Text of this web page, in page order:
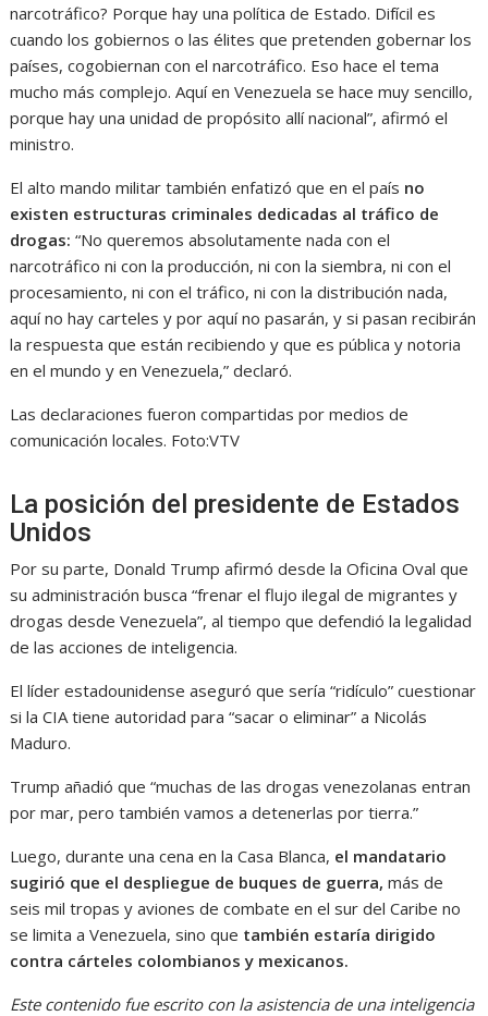
narcotráfico? Porque hay una política de Estado. Difícil es
cuando los gobiernos o las élites que pretenden gobernar los
países, cogobiernan con el narcotráfico. Eso hace el tema
mucho más complejo. Aquí en Venezuela se hace muy sencillo,
porque hay una unidad de propósito allí nacional”, afirmó el
ministro.
El alto mando militar también enfatizó que en el país no
existen estructuras criminales dedicadas al tráfico de
drogas: “No queremos absolutamente nada con el
narcotráfico ni con la producción, ni con la siembra, ni con el
procesamiento, ni con el tráfico, ni con la distribución nada,
aquí no hay carteles y por aquí no pasarán, y si pasan recibirán
la respuesta que están recibiendo y que es pública y notoria
en el mundo y en Venezuela,” declaró.
Las declaraciones fueron compartidas por medios de
comunicación locales. Foto:VTV
La posición del presidente de Estados
Unidos
Por su parte, Donald Trump afirmó desde la Oficina Oval que
su administración busca “frenar el flujo ilegal de migrantes y
drogas desde Venezuela”, al tiempo que defendió la legalidad
de las acciones de inteligencia.
El líder estadounidense aseguró que sería “ridículo” cuestionar
si la CIA tiene autoridad para “sacar o eliminar” a Nicolás
Maduro.
Trump añadió que “muchas de las drogas venezolanas entran
por mar, pero también vamos a detenerlas por tierra.”
Luego, durante una cena en la Casa Blanca, el mandatario
sugirió que el despliegue de buques de guerra, más de
seis mil tropas y aviones de combate en el sur del Caribe no
se limita a Venezuela, sino que también estaría dirigido
contra cárteles colombianos y mexicanos.
Este contenido fue escrito con la asistencia de una inteligencia